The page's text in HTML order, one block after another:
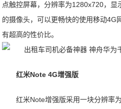
点触控屏幕，分辨率为1280x720，
的摄像头，可以更畅快的使用移动4G
有超高的性价比。
红米Note 4G增强版
红米Note增强版采用一块分辨率